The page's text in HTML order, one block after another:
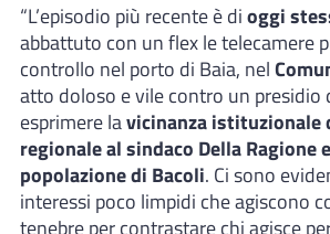
“L’episodio più recente è dioggi
abbattuto con un flex le telecamere
controllo nel porto di Baia, nel
atto doloso e vile contro un presidio
esprimere lavicinanza istituzionale
regionale al sindaco Della Ragione
popolazione di Bacoli. Ci sono
interessi poco limpidi che agiscono
tenebre per contrastare chi agisce